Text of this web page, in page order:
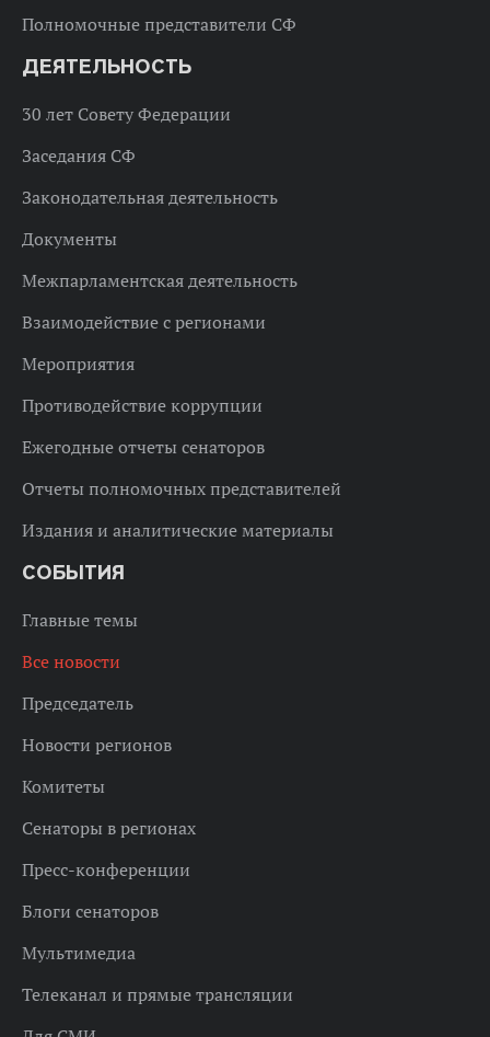
Полномочные представители СФ
ДЕЯТЕЛЬНОСТЬ
30 лет Совету Федерации
Заседания СФ
Законодательная деятельность
Документы
Межпарламентская деятельность
Взаимодействие с регионами
Мероприятия
Противодействие коррупции
Ежегодные отчеты сенаторов
Отчеты полномочных представителей
Издания и аналитические материалы
СОБЫТИЯ
Главные темы
Все новости
Председатель
Новости регионов
Комитеты
Сенаторы в регионах
Пресс-конференции
Блоги сенаторов
Мультимедиа
Телеканал и прямые трансляции